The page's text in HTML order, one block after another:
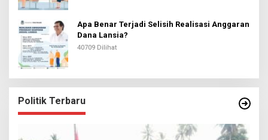
Apa Benar Terjadi Selisih Realisasi Anggaran
Dana Lansia?
40709 Dilihat
Politik Terbaru